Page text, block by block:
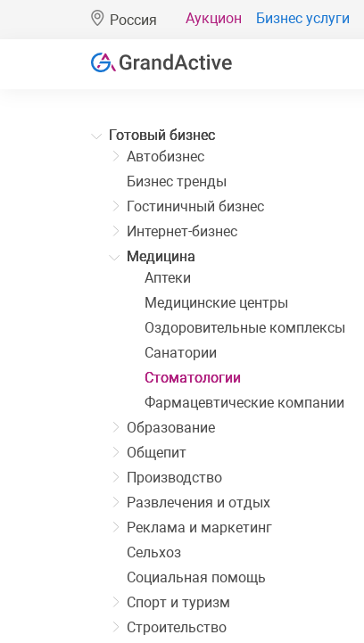
Россия Аукцион Бизнес услуги
Готовый бизнес
Автобизнес
Бизнес тренды
Гостиничный бизнес
Интернет-бизнес
Медицина
Аптеки
Медицинские центры
Оздоровительные комплексы
Санатории
Стоматологии
Фармацевтические компании
Образование
Общепит
Производство
Развлечения и отдых
Реклама и маркетинг
Сельхоз
Социальная помощь
Спорт и туризм
Строительство